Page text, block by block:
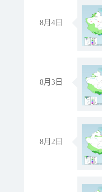
8月4日
8月3日
8月2日